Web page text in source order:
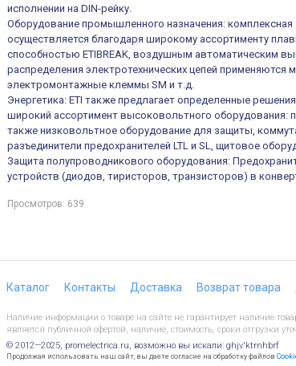
исполнении на DIN-рейку.
Оборудование промышленного назначения:
осуществляется благодаря широкому ассортименту
способностью ETIBREAK, воздушным автоматическим
распределения электротехнических цепей применяются
электромонтажные клеммы SM и т.д.
Энергетика: ETI также предлагает определенные
широкий ассортимент высоковольтного оборудования:
также низковольтное оборудование для защиты,
разъединители предохранителей LTL и SL, щитовое
Защита полупроводникового оборудования:
устройств (диодов, тиристоров, транзисторов) в
Просмотров: 639
Каталог Контакты Доставка Возврат товара
Наличие информации о товаре на сайте не гарантирует наличие
является публичной офертой, наличие, стоимость, сроки отгрузки
© 2012—2025, promelectrica.ru, возможно вы искали: ghjv'ktrnhbrf
Продолжая использовать наш сайт, вы даете согласие на обработку файлов